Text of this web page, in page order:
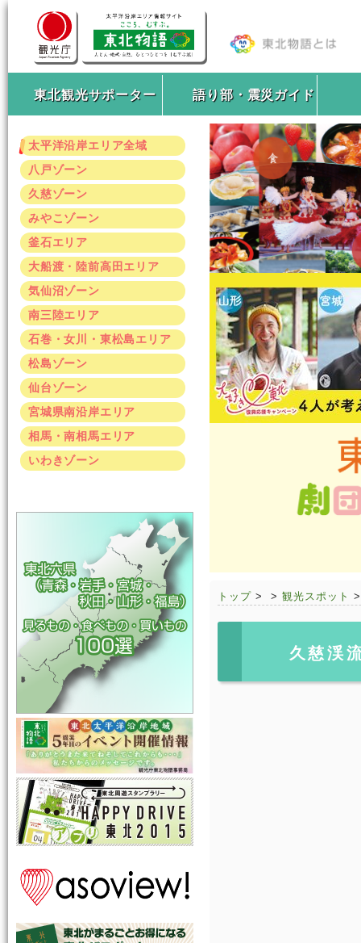
東北観光サポーター 語り部・震災ガイド
太平洋沿岸エリア全域
八戸ゾーン
久慈ゾーン
みやこゾーン
釜石エリア
大船渡・陸前高田エリア
気仙沼ゾーン
南三陸エリア
石巻・女川・東松島エリア
松島ゾーン
仙台ゾーン
宮城県南沿岸エリア
相馬・南相馬エリア
いわきゾーン
トップ > > 観光スポット
久慈渓